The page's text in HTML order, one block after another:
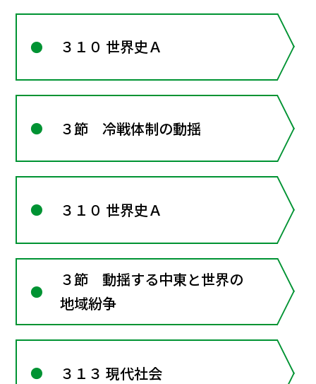
３１０ 世界史Ａ
３節 冷戦体制の動揺
３１０ 世界史Ａ
３節 動揺する中東と世界の
地域紛争
３１３ 現代社会